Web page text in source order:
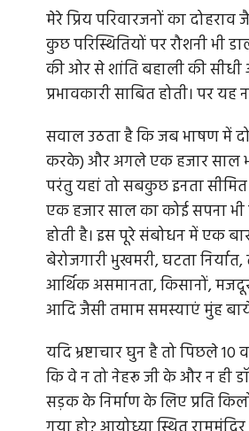
मेरे प्रिय परिवारजनों का
कुछ परिस्थितियों पर रौशनी भी
की ओर से शांति बहाली की
प्रभावकारी साबित होती। पर
सवाल उठता है कि जब भाषण में
करके) और अगले एक हजार साल
परंतु यहां तो सबकुछ इनता
एक हजार साल का कोई सपना भी
होती है। इस पूरे संबोधन में एक
बेरोजगारी भुखमरी, घटता
आर्थिक असमानता, किसानों,
आदि जैसी तमाम समस्याएं मुंह
यदि भ्रष्टाचार घुन है तो पिछले
कि वे न तो नेहरू जी के और न ही
सड़क के निर्माण के लिए प्रति
आश्रम: पर्यटन नहीं तीर्थाटन स्थल है
बाग, साबरमती आश्रम जैसे तमाम स्थल
संस्कृति, आपसी...